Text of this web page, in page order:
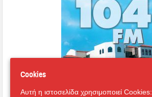
Cookies
Αυτή η ιστοσελίδα χρησιμοποιεί Cookies: